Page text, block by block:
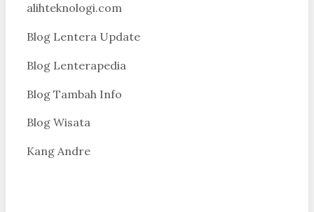
alihteknologi.com
Blog Lentera Update
Blog Lenterapedia
Blog Tambah Info
Blog Wisata
Kang Andre